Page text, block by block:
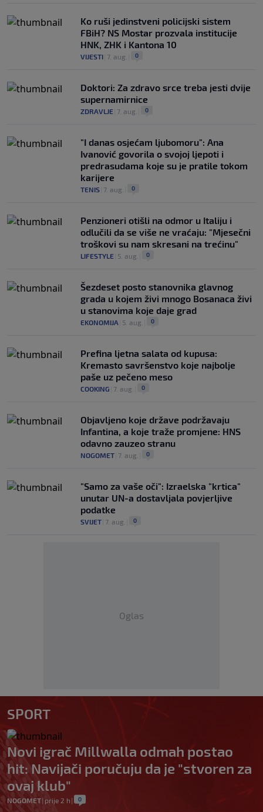
Ko ruši jedinstveni policijski sistem
FBiH? NS Mostar prozvala institucije
HNK, ZHK i Kantona 10
VIJESTI 7. aug. 0
Doktori: Za zdravo srce treba jesti dvije
supernamirnice
ZDRAVLJE 7. aug. 0
"I danas osjećam ljubomoru": Ana
Ivanović govorila o svojoj ljepoti i
predrasudama koje su je pratile tokom
karijere
TENIS 7. aug. 0
Penzioneri otišli na odmor u Italiju i
odlučili da se više ne vraćaju: "Mjesečni
troškovi su nam skresani na trećinu"
LIFESTYLE 5. aug. 0
Šezdeset posto stanovnika glavnog
grada u kojem živi mnogo Bosanaca živi
u stanovima koje daje grad
EKONOMIJA 5. aug. 0
Prefina ljetna salata od kupusa:
Kremasto savršenstvo koje najbolje
paše uz pečeno meso
COOKING 7. aug. 0
Objavljeno koje države podržavaju
Infantina, a koje traže promjene: HNS
odavno zauzeo stranu
NOGOMET 7. aug. 0
"Samo za vaše oči": Izraelska "krtica"
unutar UN-a dostavljala povjerljive
podatke
SVIJET 7. aug. 0
Oglas
SPORT
Novi igrač Millwalla odmah postao
hit: Navijači poručuju da je "stvoren za
ovaj klub"
NOGOMET| prije 2 h | 0